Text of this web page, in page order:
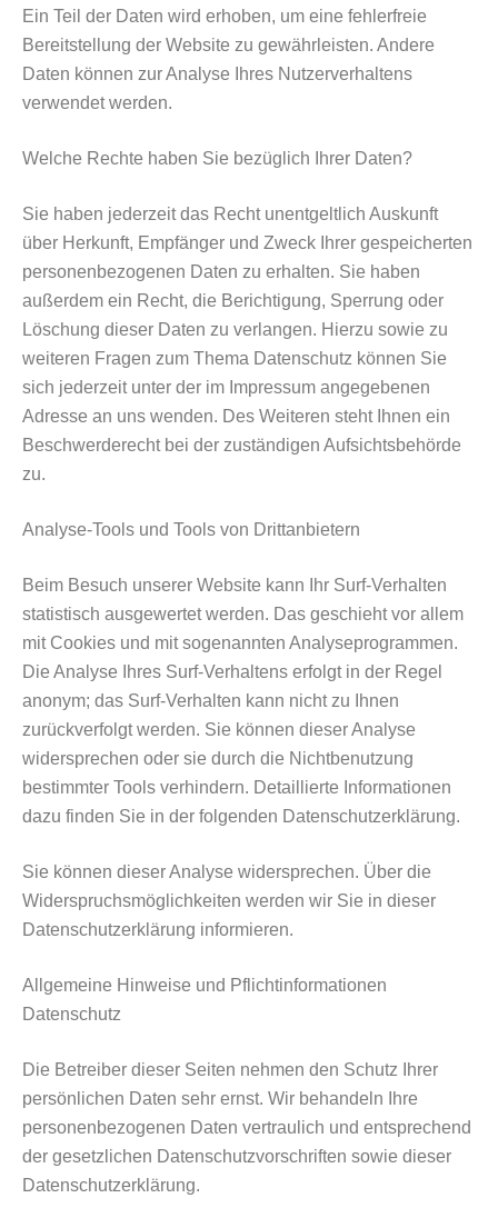
Ein Teil der Daten wird erhoben, um eine fehlerfreie
Bereitstellung der Website zu gewährleisten. Andere
Daten können zur Analyse Ihres Nutzerverhaltens
verwendet werden.
Welche Rechte haben Sie bezüglich Ihrer Daten?
Sie haben jederzeit das Recht unentgeltlich Auskunft
über Herkunft, Empfänger und Zweck Ihrer gespeicherten
personenbezogenen Daten zu erhalten. Sie haben
außerdem ein Recht, die Berichtigung, Sperrung oder
Löschung dieser Daten zu verlangen. Hierzu sowie zu
weiteren Fragen zum Thema Datenschutz können Sie
sich jederzeit unter der im Impressum angegebenen
Adresse an uns wenden. Des Weiteren steht Ihnen ein
Beschwerderecht bei der zuständigen Aufsichtsbehörde
zu.
Analyse-Tools und Tools von Drittanbietern
Beim Besuch unserer Website kann Ihr Surf-Verhalten
statistisch ausgewertet werden. Das geschieht vor allem
mit Cookies und mit sogenannten Analyseprogrammen.
Die Analyse Ihres Surf-Verhaltens erfolgt in der Regel
anonym; das Surf-Verhalten kann nicht zu Ihnen
zurückverfolgt werden. Sie können dieser Analyse
widersprechen oder sie durch die Nichtbenutzung
bestimmter Tools verhindern. Detaillierte Informationen
dazu finden Sie in der folgenden Datenschutzerklärung.
Sie können dieser Analyse widersprechen. Über die
Widerspruchsmöglichkeiten werden wir Sie in dieser
Datenschutzerklärung informieren.
Allgemeine Hinweise und Pflichtinformationen
Datenschutz
Die Betreiber dieser Seiten nehmen den Schutz Ihrer
persönlichen Daten sehr ernst. Wir behandeln Ihre
personenbezogenen Daten vertraulich und entsprechend
der gesetzlichen Datenschutzvorschriften sowie dieser
Datenschutzerklärung.